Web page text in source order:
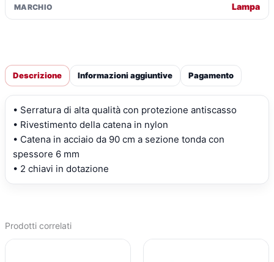
MARCHIO Lampa
Descrizione Informazioni aggiuntive Pagamento
• Serratura di alta qualità con protezione antiscasso
• Rivestimento della catena in nylon
• Catena in acciaio da 90 cm a sezione tonda con
spessore 6 mm
• 2 chiavi in dotazione
Prodotti correlati